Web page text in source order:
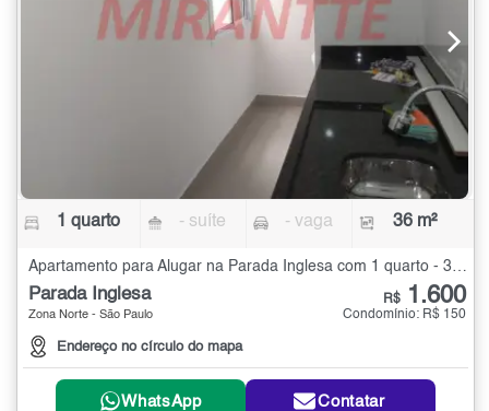
1 quarto - suíte - vaga 36 m²
Apartamento para Alugar na Parada Inglesa com 1 quarto - 36 m²
Parada Inglesa
Zona Norte - São Paulo
Endereço no círculo do mapa
R$ 1.600
Condomínio: R$ 150
WhatsApp Contatar